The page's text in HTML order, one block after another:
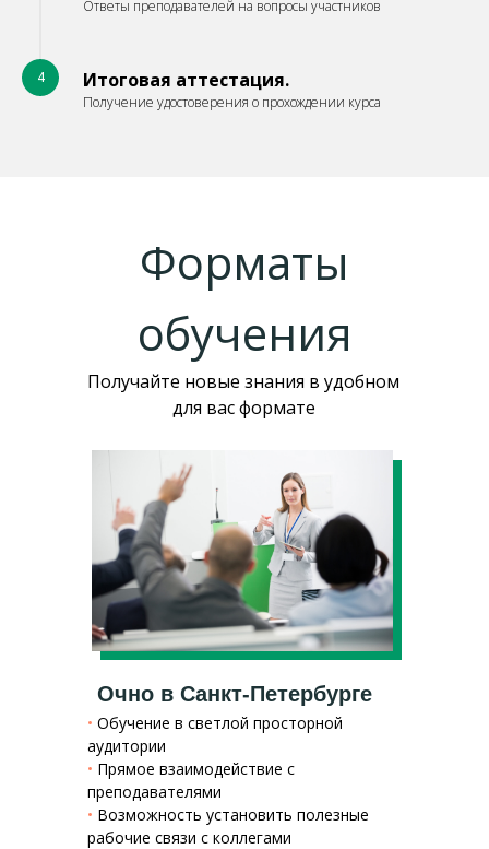
Ответы преподавателей на вопросы участников
4 Итоговая аттестация.
Получение удостоверения о прохождении курса
Форматы
обучения
• Обучение в светлой просторной
аудитории
• Прямое взаимодействие с
преподавателями
• Возможность установить полезные
рабочие связи с коллегами
Очно в Санкт-Петербурге
Получайте новые знания в удобном
для вас формате